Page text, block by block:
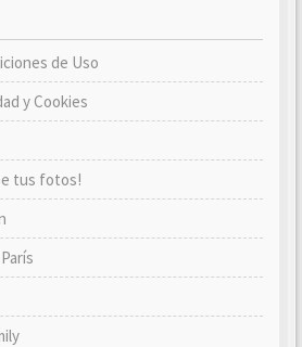
de Uso
y Cookies
tus fotos!